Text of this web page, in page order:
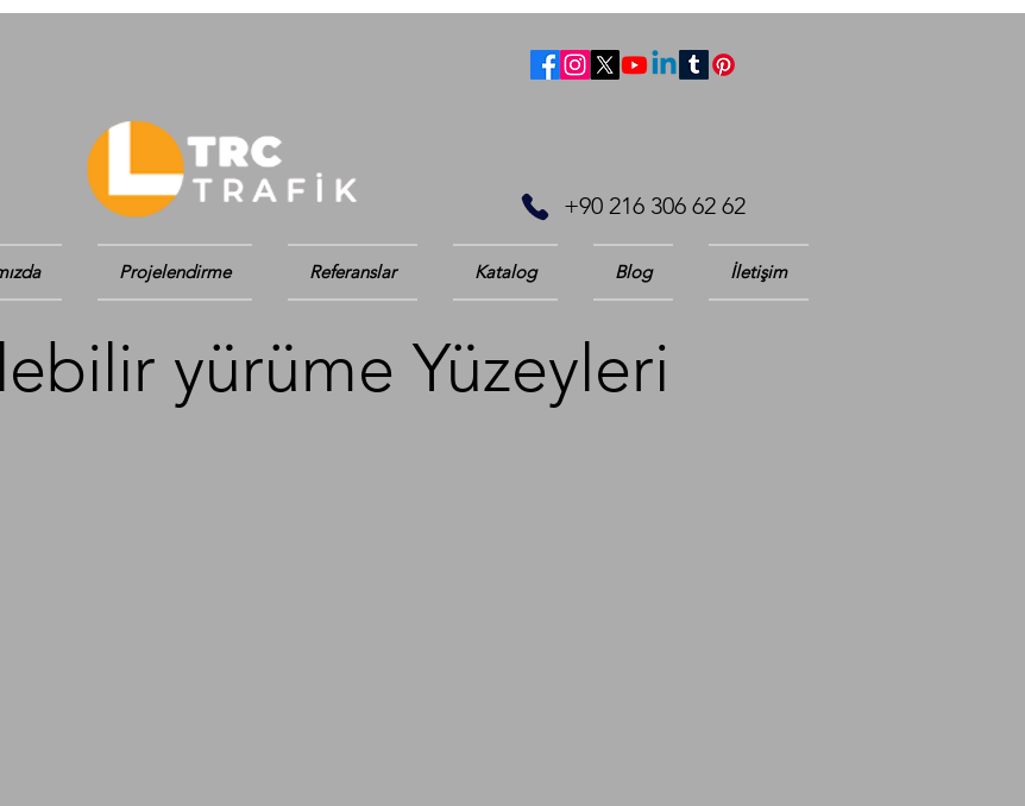
+90 216 306 62 62
Projelendirme Referanslar Katalog Blog İletişim
yürüme Yüzeyleri